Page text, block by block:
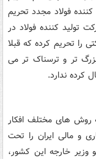
فولاد مجدد تحریم
تولید کننده فولاد در
را تحریم کرده که قبلا
تر و ترسناک تر می
کرده ندارد.
روش های مختلف افکار
و مالی ایران را تحت
خارجه این کشور،